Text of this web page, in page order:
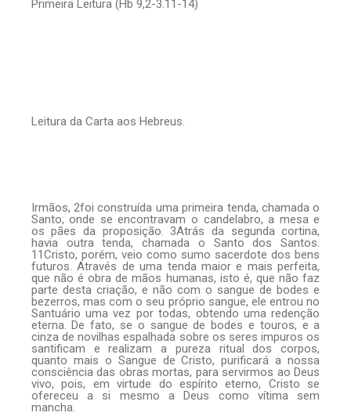
Primeira Leitura (Hb 9,2-3.11-14)
Leitura da Carta aos Hebreus.
Irmãos, 2foi construída uma primeira tenda, chamada o
Santo, onde se encontravam o candelabro, a mesa e
os pães da proposição. 3Atrás da segunda cortina,
havia outra tenda, chamada o Santo dos Santos.
11Cristo, porém, veio como sumo sacerdote dos bens
futuros. Através de uma tenda maior e mais perfeita,
que não é obra de mãos humanas, isto é, que não faz
parte desta criação, e não com o sangue de bodes e
bezerros, mas com o seu próprio sangue, ele entrou no
Santuário uma vez por todas, obtendo uma redenção
eterna. De fato, se o sangue de bodes e touros, e a
cinza de novilhas espalhada sobre os seres impuros os
santificam e realizam a pureza ritual dos corpos,
quanto mais o Sangue de Cristo, purificará a nossa
consciência das obras mortas, para servirmos ao Deus
vivo, pois, em virtude do espírito eterno, Cristo se
ofereceu a si mesmo a Deus como vítima sem
mancha.